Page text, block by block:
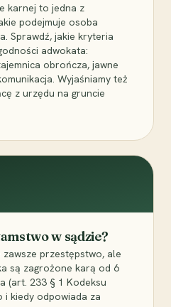
karnej to jedna z
podejmuje osoba
Sprawdź, jakie kryteria
adwokata:
obrończa, jawne
Wyjaśniamy też
z urzędu na gruncie
w sądzie?
zawsze przestępstwo, ale
są zagrożone karą od 6
(art. 233 § 1 Kodeksu
i kiedy odpowiada za